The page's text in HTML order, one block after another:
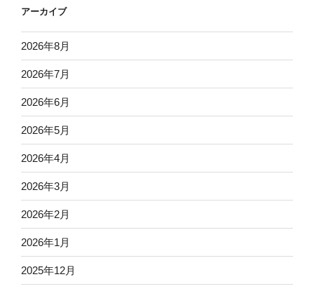
アーカイブ
2026年8月
2026年7月
2026年6月
2026年5月
2026年4月
2026年3月
2026年2月
2026年1月
2025年12月